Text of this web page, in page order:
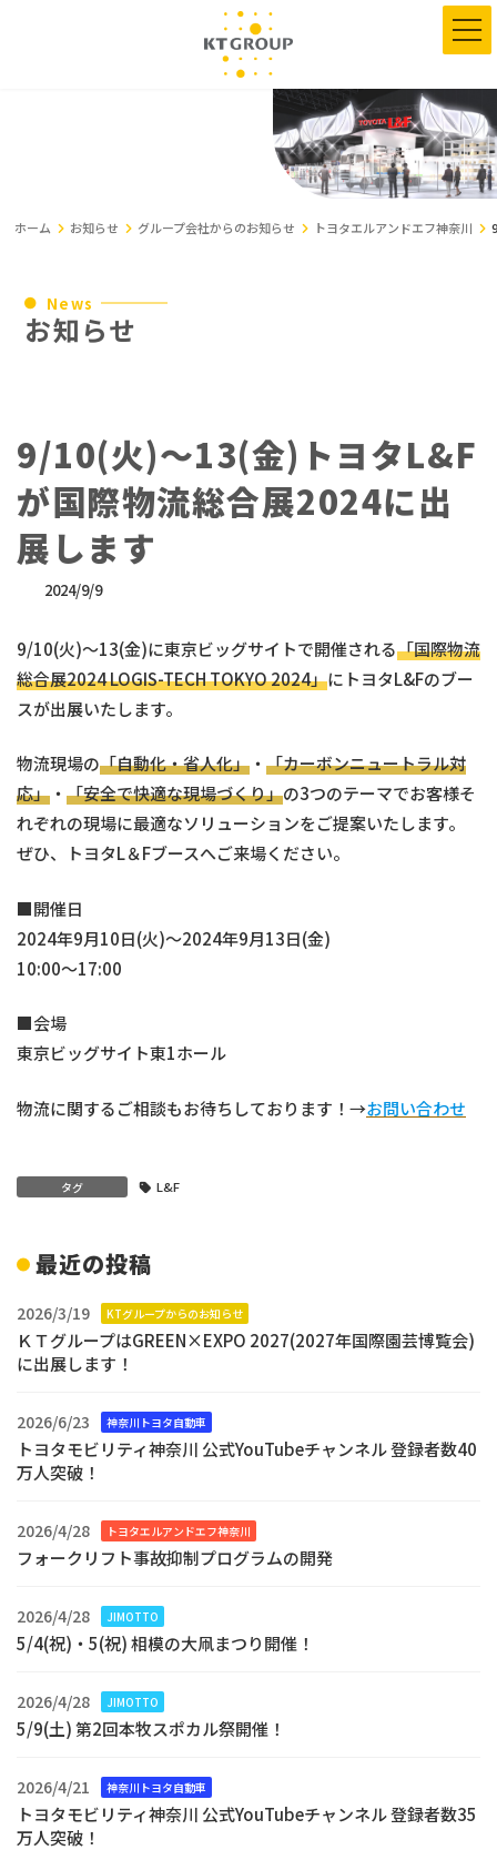
ホーム お知らせ グループ会社からのお知らせ トヨタエルアンドエフ神奈川
お知らせ
News
9/10(火)～13(金)トヨタL&F
が国際物流総合展2024に出
展します
最
新
日
時
:
2024/9/9
9/10(火)～13(金)に東京ビッグサイトで開催される「国際物流
総合展2024 LOGIS-TECH TOKYO 2024」にトヨタL&Fのブー
スが出展いたします。
物流現場の「自動化・省人化」 ・ 「カーボンニュートラル対
応」 ・ 「安全で快適な現場づくり」の3つのテーマでお客様そ
れぞれの現場に最適なソリューションをご提案いたします。
ぜひ、トヨタL＆Fブースへご来場ください。
■開催日
2024年9月10日(火)～2024年9月13日(金)
10:00～17:00
■会場
東京ビッグサイト東1ホール
物流に関するご相談もお待ちしております！→お問い合わせ
タグ L&F
最近の投稿
2026/3/19 KTグループからのお知らせ
ＫＴグループはGREEN×EXPO 2027(2027年国際園芸博覧会)
に出展します！
2026/6/23 神奈川トヨタ自動車
トヨタモビリティ神奈川 公式YouTubeチャンネル 登録者数40
万人突破！
2026/4/28 トヨタエルアンドエフ神奈川
フォークリフト事故抑制プログラムの開発
2026/4/28 JIMOTTO
5/4(祝)・5(祝) 相模の大凧まつり開催！
2026/4/28 JIMOTTO
5/9(土) 第2回本牧スポカル祭開催！
2026/4/21 神奈川トヨタ自動車
トヨタモビリティ神奈川 公式YouTubeチャンネル 登録者数35
万人突破！